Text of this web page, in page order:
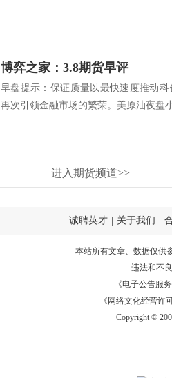
博弈之家：3.8期货早评
早盘提示：保证质量以最快速度推动
再次引领金融市场的繁荣。美原油夜盘
进入期货频道>>
诚聘英才 关于我们
本站所有文章、数据仅供
违法和不
《电子公告服务
《网络文化经营许
Copyright ©